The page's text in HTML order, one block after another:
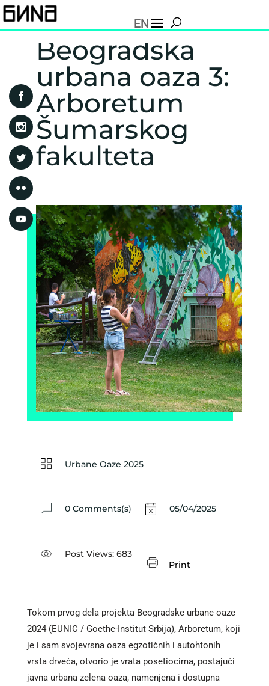
EN
Beogradska
urbana oaza 3:
Arboretum
Šumarskog
fakulteta
Urbane Oaze 2025
0 Comments(s) 05/04/2025
Post Views: 683
Print
Tokom prvog dela projekta Beogradske urbane oaze
2024 (EUNIC / Goethe-Institut Srbija), Arboretum, koji
je i sam svojevrsna oaza egzotičnih i autohtonih
vrsta drveća, otvorio je vrata posetiocima, postajući
javna urbana zelena oaza, namenjena i dostupna